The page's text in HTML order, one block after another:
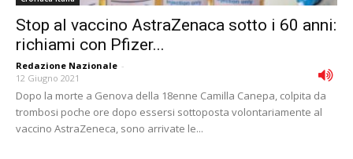
Stop al vaccino AstraZenaca sotto i 60 anni:
richiami con Pfizer...
Redazione Nazionale -
12 Giugno 2021
Dopo la morte a Genova della 18enne Camilla Canepa, colpita da
trombosi poche ore dopo essersi sottoposta volontariamente al
vaccino AstraZeneca, sono arrivate le...